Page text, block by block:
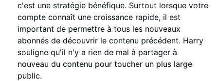
c'est une stratégie bénéfique. Surtout lorsque votre
compte connaît une croissance rapide, il est
important de permettre à tous les nouveaux
abonnés de découvrir le contenu précédent. Harry
souligne qu'il n'y a rien de mal à partager à
nouveau du contenu pour toucher un plus large
public.